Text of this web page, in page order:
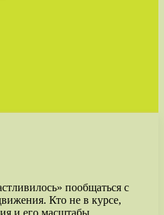
пообщаться с
Кто не в курсе,
и его масштабы.